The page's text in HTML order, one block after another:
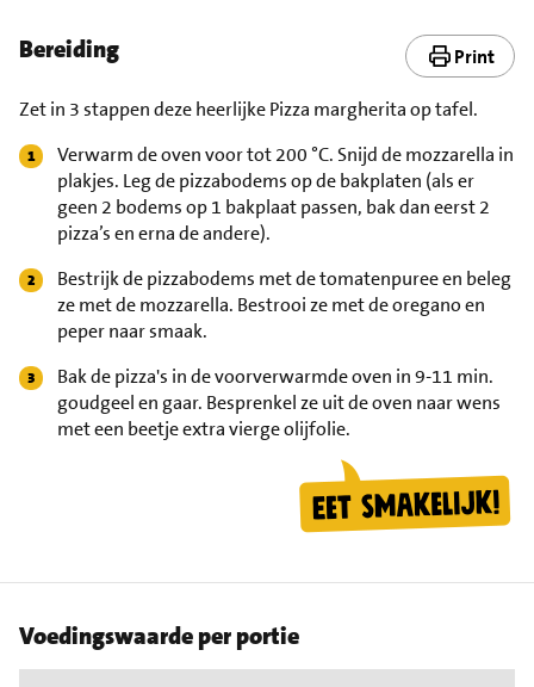
Bereiding Print
Zet in 3 stappen deze heerlijke Pizza margherita op tafel.
Verwarm de oven voor tot 200 °C. Snijd de mozzarella in
plakjes. Leg de pizzabodems op de bakplaten (als er
geen 2 bodems op 1 bakplaat passen, bak dan eerst 2
pizza’s en erna de andere).
Bestrijk de pizzabodems met de tomatenpuree en beleg
ze met de mozzarella. Bestrooi ze met de oregano en
peper naar smaak.
Bak de pizza's in de voorverwarmde oven in 9-11 min.
goudgeel en gaar. Besprenkel ze uit de oven naar wens
met een beetje extra vierge olijfolie.
Voedingswaarde per portie